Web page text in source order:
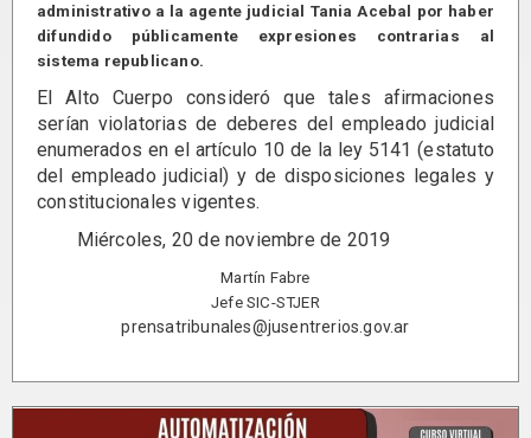
administrativo a la agente judicial Tania Acebal por haber
difundido públicamente expresiones contrarias al
sistema republicano.
El Alto Cuerpo consideró que tales afirmaciones
serían violatorias de deberes del empleado judicial
enumerados en el artículo 10 de la ley 5141 (estatuto
del empleado judicial) y de disposiciones legales y
constitucionales vigentes.
Miércoles, 20 de noviembre de 2019
Martín Fabre
Jefe SIC-STJER
prensatribunales@jusentrerios.gov.ar